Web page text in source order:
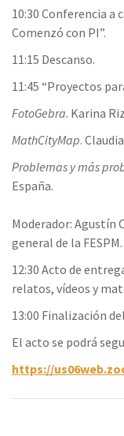
10:30 Conferencia a
Comenzó con PI”.
11:15 Descanso.
11:45 “Proyectos
FotoGebra. Karina
MathCityMap.
Problemas y más
España.
Moderador: Agustín
general de la FESPM.
12:30 Acto de
relatos, vídeos y
13:00 Finalización
El acto se podrá
https://